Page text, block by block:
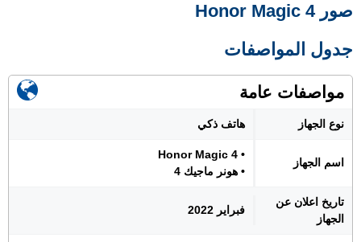
صور Honor Magic 4
جدول المواصفات
مواصفات عامة
نوع الجهاز هاتف ذكي
اسم الجهاز
• Honor Magic 4
• هونر ماجيك 4
تاريخ اعلان عن
الجهاز
فبراير 2022